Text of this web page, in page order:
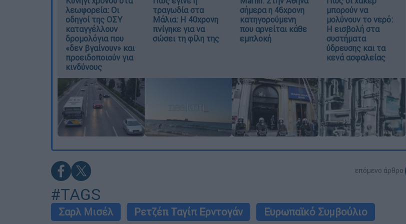
λεωφορεία: Οι
οδηγοί της ΟΣΥ
καταγγέλλουν
δρομολόγια που
«δεν βγαίνουν» και
προειδοποιούν για
κινδύνους
τραγωδία στα
Μάλια: Η 40χρονη
πνίγηκε για να
σώσει τη φίλη της
σήμερα η 46χρονη
κατηγορούμενη
που αρνείται κάθε
εμπλοκή
μπορούν να
μολύνουν το νερό:
Η εισβολή στα
συστήματα
ύδρευσης και τα
κενά ασφαλείας
επόμενο άρθρο
#TAGS
Σαρλ Μισέλ Ρετζέπ Ταγίπ Ερντογάν Ευρωπαϊκό Συμβούλιο